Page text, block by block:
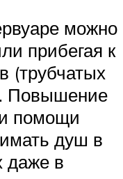
можно
прибегая к
(трубчатых
Повышение
помощи
душ в
даже в